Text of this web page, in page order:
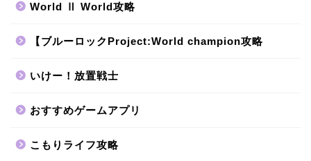
World Ⅱ World攻略
【ブルーロックProject:World champion攻略
いけー！放置戦士
おすすめゲームアプリ
こもりライフ攻略